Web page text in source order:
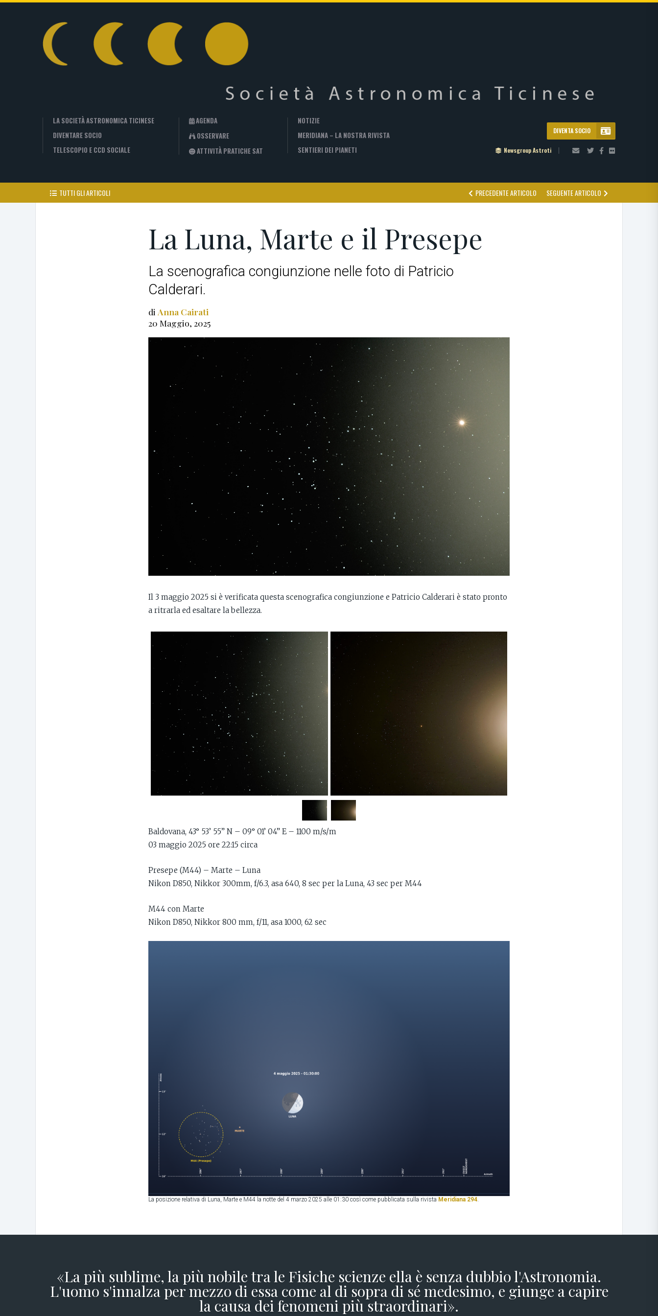
LA SOCIETÀ ASTRONOMICA TICINESE
DIVENTARE SOCIO
TELESCOPIO E CCD SOCIALE
AGENDA
OSSERVARE
ATTIVITÀ PRATICHE SAT
NOTIZIE
MERIDIANA – LA NOSTRA RIVISTA
SENTIERI DEI PIANETI
DIVENTA SOCIO
Newsgroup Astroti
TUTTI GLI ARTICOLI PRECEDENTE ARTICOLO SEGUENTE ARTICOLO
La Luna, Marte e il Presepe
La scenografica congiunzione nelle foto di Patricio
Calderari.
di Anna Cairati
20 Maggio, 2025
Il 3 maggio 2025 si è verificata questa scenografica congiunzione e Patricio Calderari è stato pronto
a ritrarla ed esaltare la bellezza.
Baldovana, 43° 53’ 55” N – 09° 01’ 04” E – 1100 m/s/m
03 maggio 2025 ore 22:15 circa
Presepe (M44) – Marte – Luna
Nikon D850, Nikkor 300mm, f/6.3, asa 640, 8 sec per la Luna, 43 sec per M44
M44 con Marte
Nikon D850, Nikkor 800 mm, f/11, asa 1000, 62 sec
La posizione relativa di Luna, Marte e M44 la notte del 4 marzo 2025 alle 01:30 così come pubblicata sulla rivista Meridiana 294.
«La più sublime, la più nobile tra le Fisiche scienze ella è senza dubbio l'Astronomia.
L'uomo s'innalza per mezzo di essa come al di sopra di sé medesimo, e giunge a capire
la causa dei fenomeni più straordinari».